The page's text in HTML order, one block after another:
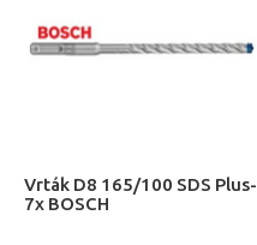
Vrták D8 165/100 SDS Plus-
7x BOSCH